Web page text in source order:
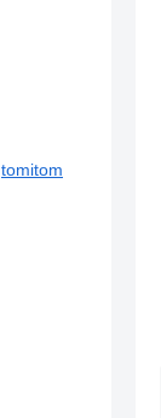
tomitom